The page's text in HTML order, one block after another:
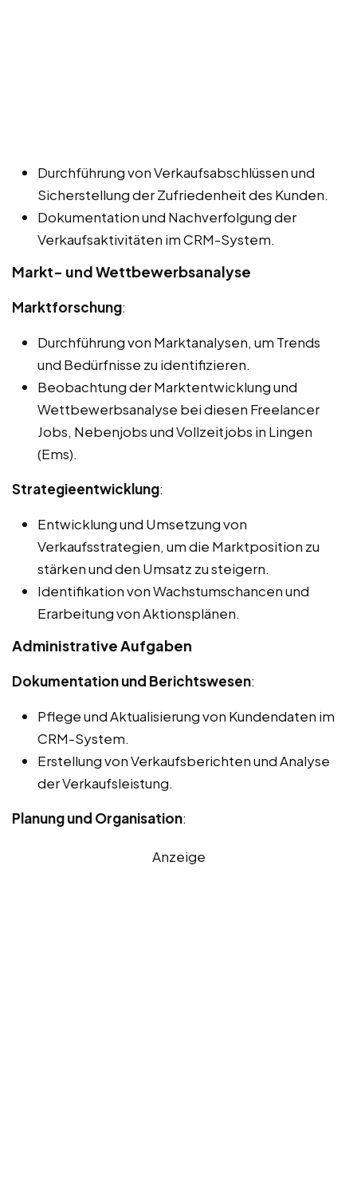
Durchführung von Verkaufsabschlüssen und
Sicherstellung der Zufriedenheit des Kunden.
Dokumentation und Nachverfolgung der
Verkaufsaktivitäten im CRM-System.
Markt- und Wettbewerbsanalyse
Marktforschung:
Durchführung von Marktanalysen, um Trends
und Bedürfnisse zu identifizieren.
Beobachtung der Marktentwicklung und
Wettbewerbsanalyse bei diesen Freelancer
Jobs, Nebenjobs und Vollzeitjobs in Lingen
(Ems).
Strategieentwicklung:
Entwicklung und Umsetzung von
Verkaufsstrategien, um die Marktposition zu
stärken und den Umsatz zu steigern.
Identifikation von Wachstumschancen und
Erarbeitung von Aktionsplänen.
Administrative Aufgaben
Dokumentation und Berichtswesen:
Pflege und Aktualisierung von Kundendaten im
CRM-System.
Erstellung von Verkaufsberichten und Analyse
der Verkaufsleistung.
Planung und Organisation:
Anzeige